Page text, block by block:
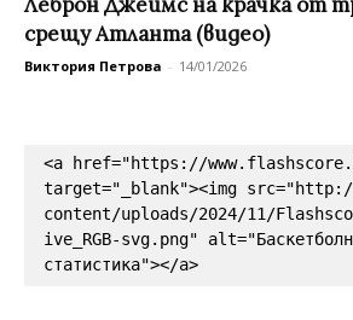
срещу Атланта (видео)
Виктория Петрова - 14/01/2026
<a href="https://
target="_blank"><img
content/uploads/2024/11/
ive_RGB-svg.png"
статистика"></a>